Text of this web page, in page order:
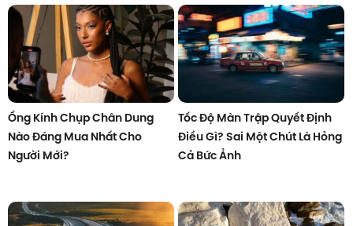
Ống Kính Chụp Chân Dung
Nào Đáng Mua Nhất Cho
Người Mới?
Tốc Độ Màn Trập Quyết Định
Điều Gì? Sai Một Chút Là Hỏng
Cả Bức Ảnh